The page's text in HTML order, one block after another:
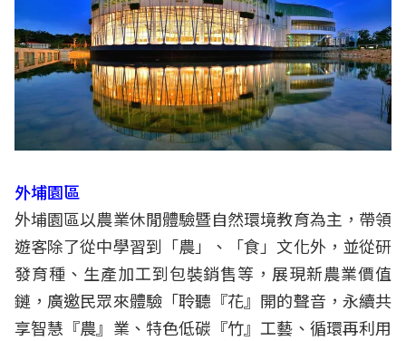
外埔園區
外埔園區以農業休閒體驗暨自然環境教育為主，帶領
遊客除了從中學習到「農」、「食」文化外，並從研
發育種、生產加工到包裝銷售等，展現新農業價值
鏈，廣邀民眾來體驗「聆聽『花』開的聲音，永續共
享智慧『農』業、特色低碳『竹』工藝、循環再利用